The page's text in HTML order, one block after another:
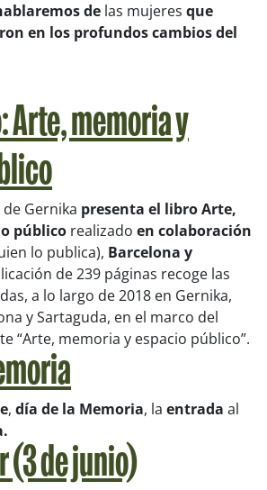
de las mujeres que
en los profundos cambios del
Arte, memoria y
de Gernika presenta el libroArte,
público realizado en colaboración
lo publica), Barcelona y
de 239 páginas recoge las
a lo largo de 2018 en Gernika,
y Sartaguda, en el marco del
“Arte, memoria y espacio público”.
, día de la Memoria, la entrada al
(3 de junio)